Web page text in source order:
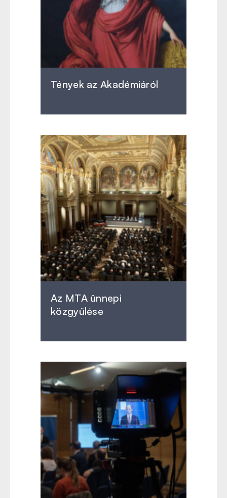
Tények az Akadémiáról
Az MTA ünnepi
közgyűlése